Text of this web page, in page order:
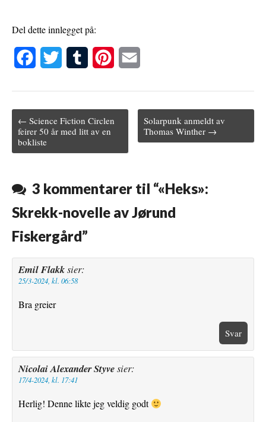
Del dette innlegget på:
e
b
o
k
t
r
b
e
s
l
Post navigation
← Science Fiction Circlen
feirer 50 år med litt av en
bokliste
Solarpunk anmeldt av
Thomas Winther →
3 kommentarer til “«Heks»:
Skrekk-novelle av Jørund
Fiskergård”
Emil Flakksier:
25/3-2024, kl. 06:58
Bra greier
Svar
Nicolai Alexander Styvesier:
17/4-2024, kl. 17:41
Herlig! Denne likte jeg veldig godt